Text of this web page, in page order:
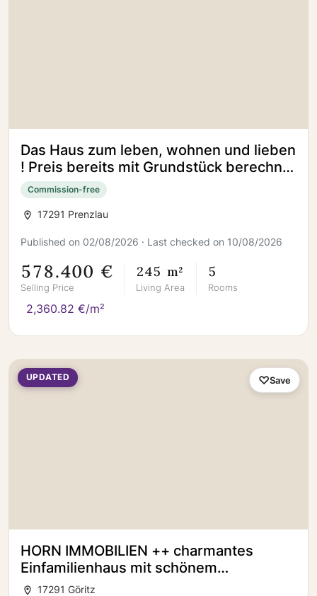
Das Haus zum leben, wohnen und lieben
! Preis bereits mit Grundstück berechnet
! Commission-free
17291 Prenzlau
Published on 02/08/2026 · Last checked on 10/08/2026
578.400 €
Selling Price
245 m²
Living Area
5
Rooms
2,360.82 €/m²
UPDATED
HORN IMMOBILIEN ++ charmantes
Einfamilienhaus mit schönem
Grundstück in Göritz bei Prenzlau
17291 Göritz
Save